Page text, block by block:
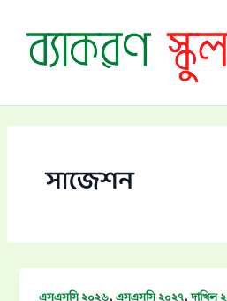
content
সাজেশন
এসএসসি ২০২৬,এসএসসি ২০২৭,দাখিল